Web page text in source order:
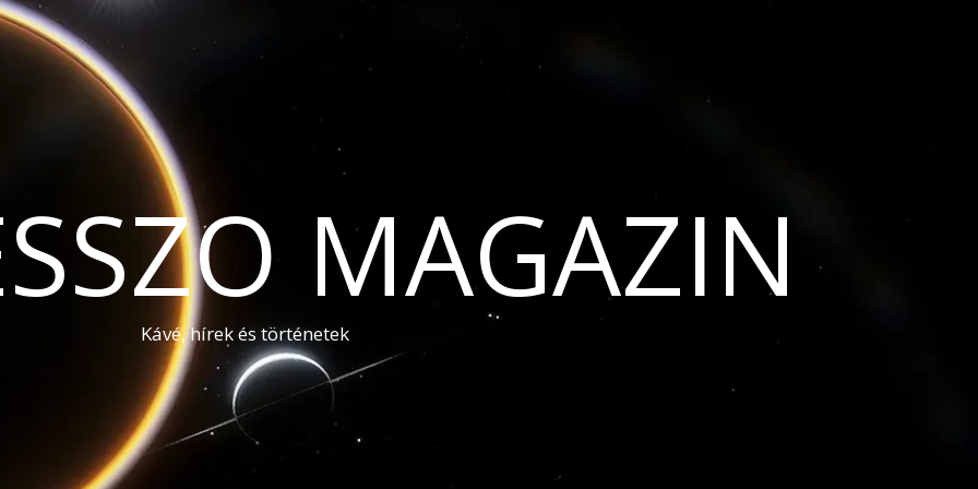
MAGAZIN
Kávé, hírek és történetek